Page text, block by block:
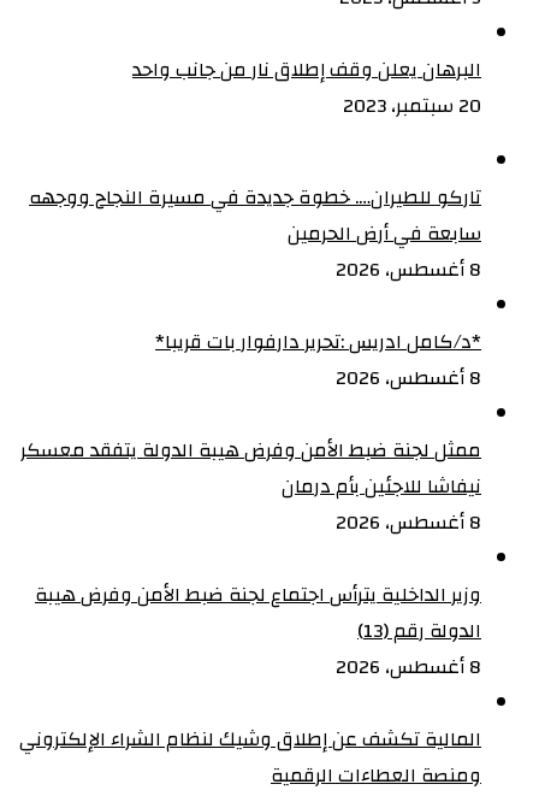
البرهان يعلن وقف إطلاق نار من جانب واحد
20 سبتمبر، 2023
تاركو للطيران…. خطوة جديدة في مسيرة النجاح ووجهه
سابعة في أرض الحرمين
8 أغسطس، 2026
‏*د/كامل ادريس :تحرير دارفوار بات قريبا*
8 أغسطس، 2026
ممثل لجنة ضبط الأمن وفرض هيبة الدولة يتفقد معسكر
نيفاشا للاجئين بأم درمان
8 أغسطس، 2026
وزير الداخلية يترأس اجتماع لجنة ضبط الأمن وفرض هيبة
الدولة رقم (13)
8 أغسطس، 2026
المالية تكشف عن إطلاق وشيك لنظام الشراء الإلكتروني
ومنصة العطاءات الرقمية